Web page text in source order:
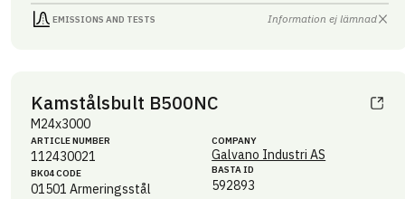
EMISSIONS AND TESTS Information ej lämnad
Kamstålsbult B500NC
M24x3000
ARTICLE NUMBER
112430021
BK04 CODE
01501 Armeringsstål
COMPANY
Galvano Industri AS
BASTA ID
592893